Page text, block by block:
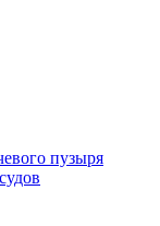
пузыря